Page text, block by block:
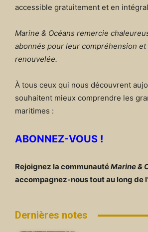
accessible gratuitement et en
Marine & Océans remercie
abonnés pour leur compréhension
renouvelée.
À tous ceux qui nous découvrent
souhaitent mieux comprendre les
maritimes :
ABONNEZ-VOUS !
Rejoignez la communautéMarine &
accompagnez-nous tout au long de
Dernières notes